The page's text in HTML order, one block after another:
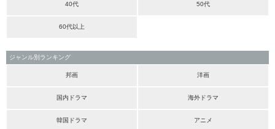
40代 50代
60代以上
ジャンル別ランキング
邦画 洋画
国内ドラマ 海外ドラマ
韓国ドラマ アニメ